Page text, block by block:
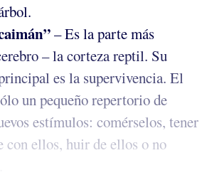
– Es la parte más
– la corteza reptil. Su
es la supervivencia. El
un pequeño repertorio de
estímulos: comérselos, tener
con ellos, huir de ellos o no